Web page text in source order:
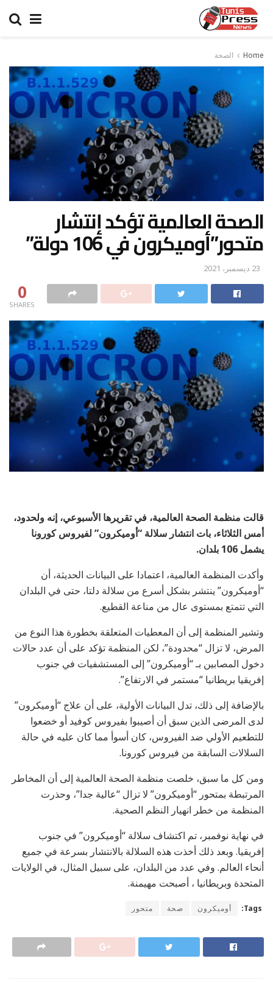
Home الصحة
الصحة العالمية تؤكد إنتشار
متحور”أوميكرون في 106 دولة”
23 ديسمبر، 2021
0
SHARES
قالت منظمة الصحة العالمية، في تقريرها الأسبوعي، إنه ولحدود،
أمس الثلاثاء، بات انتشار سلالة “أوميكرون” لفيروس كورونا
يشمل 106 بلدان.
وأكدت المنظمة العالمية، اعتمادا على البيانات الحديثة، أن
“أوميكرون” ينتشر بشكل أسرع من سلالة دلتا، حتى في البلدان
التي تتمتع بمستوى عال من مناعة القطيع.
وتشير المنظمة إلى أن المعطيات المتعلقة بخطورة هذا النوع من
المرض، لا تزال “محدودة”، لكن المنظمة تؤكد على أن عدد حالات
دخول المصابين بـ “أوميكرون” إلى المستشفيات في جنوب
إفريقيا بريطانيا “مستمر في الارتفاع”.
بالإضافة إلى ذلك، تدل البيانات الأولية، على أن علاج “أوميكرون”
لدى المرضى الذين سبق أن أصيبوا بفيروس كوفيد أو خضعوا
للتطعيم الأولي ضد الفيروس، كان أسوأ مما كان عليه في حالة
السلالات السابقة من فيروس كورونا.
ومن كل ما سبق، خلصت منظمة الصحة العالمية إلى أن المخاطر
المرتبطة بمتحور “أوميكرون” لا تزال “عالية جدا”، وحذرت
المنظمة من خطر انهيار النظم الصحية.
في نهاية نوفمبر، تم اكتشاف سلالة “أوميكرون” في جنوب
إفريقيا. وبعد ذلك أخذت هذه السلالة بالانتشار بسرعة في جميع
أنحاء العالم. وفي عدد من البلدان، على سبيل المثال، في الولايات
المتحدة وبريطانيا ، أصبحت مهيمنة.
Tags: أوميكرون صحة متحور